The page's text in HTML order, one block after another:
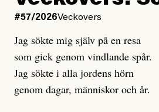
Dagens ETC arbetar med
klickbete är inte intressant för
Journalistiken är låst. En
gör förhoppningsvis att en nyfiken
prenumeration, men den avslutas
#57/2026Veckovers
Jag sökte mig själv på en resa
som gick genom vindlande spår.
Jag sökte i alla jordens hörn
genom dagar, människor och år.